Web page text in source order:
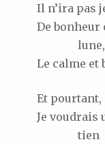
Il n’ira pas
De bonheur
lune,
Le calme et
Et pourtant,
Je voudrais
tien